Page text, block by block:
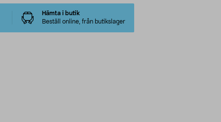
Hämta i butik
Beställ online, från butikslager